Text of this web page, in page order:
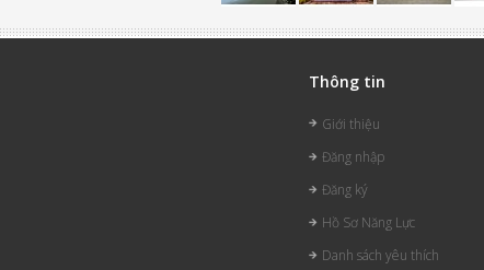
Thông tin
Giới thiệu
Đăng nhập
Đăng ký
Hồ Sơ Năng Lực
Danh sách yêu thích